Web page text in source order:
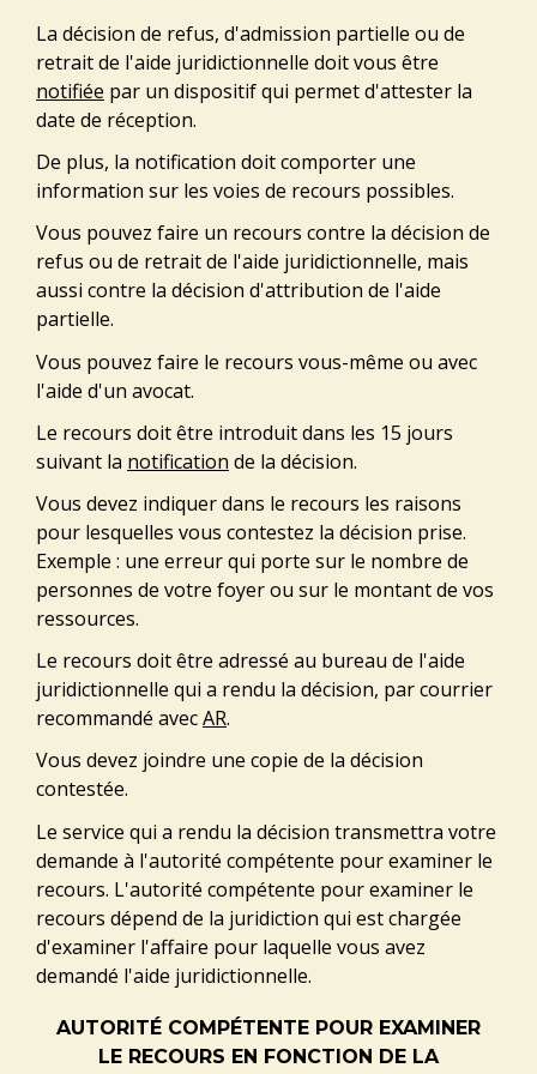
La décision de refus, d'admission partielle ou de
retrait de l'aide juridictionnelle doit vous être
notifiée par un dispositif qui permet d'attester la
date de réception.
De plus, la notification doit comporter une
information sur les voies de recours possibles.
Vous pouvez faire un recours contre la décision de
refus ou de retrait de l'aide juridictionnelle, mais
aussi contre la décision d'attribution de l'aide
partielle.
Vous pouvez faire le recours vous-même ou avec
l'aide d'un avocat.
Le recours doit être introduit dans les 15 jours
suivant la notification de la décision.
Vous devez indiquer dans le recours les raisons
pour lesquelles vous contestez la décision prise.
Exemple : une erreur qui porte sur le nombre de
personnes de votre foyer ou sur le montant de vos
ressources.
Le recours doit être adressé au bureau de l'aide
juridictionnelle qui a rendu la décision, par courrier
recommandé avecAR.
Vous devez joindre une copie de la décision
contestée.
Le service qui a rendu la décision transmettra votre
demande à l'autorité compétente pour examiner le
recours. L'autorité compétente pour examiner le
recours dépend de la juridiction qui est chargée
d'examiner l'affaire pour laquelle vous avez
demandé l'aide juridictionnelle.
AUTORITÉ COMPÉTENTE POUR EXAMINER
LE RECOURS EN FONCTION DE LA